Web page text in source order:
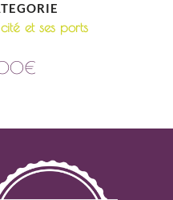
et ses ports
€